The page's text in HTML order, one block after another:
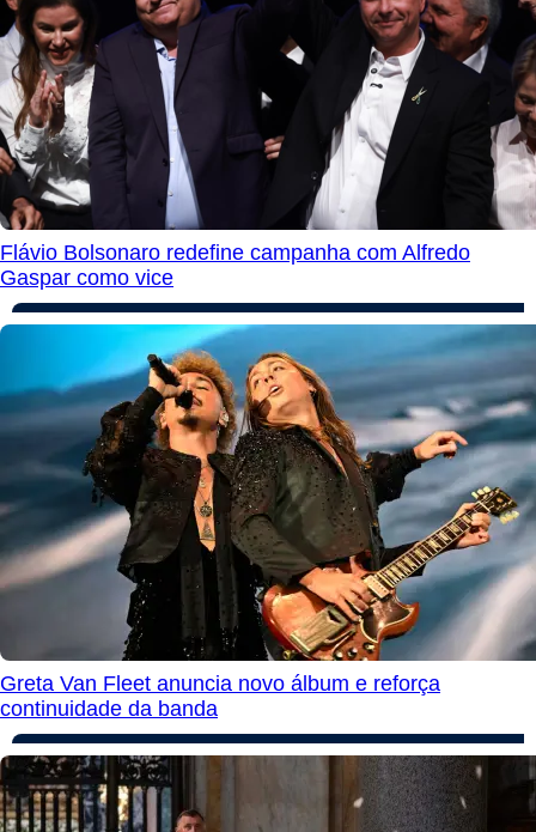
Flávio Bolsonaro redefine campanha com Alfredo
Gaspar como vice
Greta Van Fleet anuncia novo álbum e reforça
continuidade da banda